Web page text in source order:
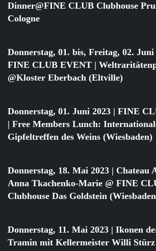
Dinner@FINE CLUB Clubhouse
Cologne
Donnerstag, 01. bis, Freitag, 02. Juni
FINE CLUB EVENT |
@Kloster Eberbach (Eltville)
Donnerstag, 01. Juni 2023 | FINE
| Free Members Lunch:
Gipfeltreffen des Weins (Wiesbaden)
Donnerstag, 18. Mai 2023 | Chateau
Anna Tkachenko-Marie @ FINE
Clubhouse Das Goldstein
Donnerstag, 11. Mai 2023 | Ikonen
Tramin mit Kellermeister Willi